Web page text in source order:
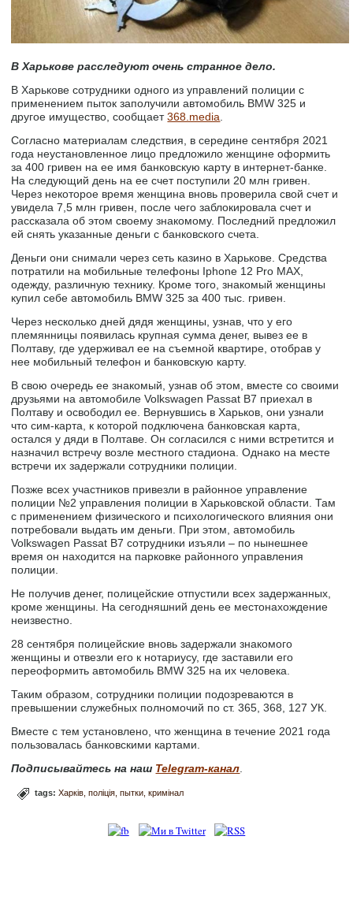
В Харькове расследуют очень странное дело.
В Харькове сотрудники одного из управлений полиции с
применением пыток заполучили автомобиль BMW 325 и
другое имущество, сообщает368.media.
Согласно материалам следствия, в середине сентября 2021
года неустановленное лицо предложило женщине оформить
за 400 гривен на ее имя банковскую карту в интернет-банке.
На следующий день на ее счет поступили 20 млн гривен.
Через некоторое время женщина вновь проверила свой счет и
увидела 7,5 млн гривен, после чего заблокировала счет и
рассказала об этом своему знакомому. Последний предложил
ей снять указанные деньги с банковского счета.
Деньги они снимали через сеть казино в Харькове. Средства
потратили на мобильные телефоны Iphone 12 Pro МАХ,
одежду, различную технику. Кроме того, знакомый женщины
купил себе автомобиль BMW 325 за 400 тыс. гривен.
Через несколько дней дядя женщины, узнав, что у его
племянницы появилась крупная сумма денег, вывез ее в
Полтаву, где удерживал ее на съемной квартире, отобрав у
нее мобильный телефон и банковскую карту.
В свою очередь ее знакомый, узнав об этом, вместе со своими
друзьями на автомобиле Volkswagen Passat B7 приехал в
Полтаву и освободил ее. Вернувшись в Харьков, они узнали
что сим-карта, к которой подключена банковская карта,
остался у дяди в Полтаве. Он согласился с ними встретится и
назначил встречу возле местного стадиона. Однако на месте
встречи их задержали сотрудники полиции.
Позже всех участников привезли в районное управление
полиции №2 управления полиции в Харьковской области. Там
с применением физического и психологического влияния они
потребовали выдать им деньги. При этом, автомобиль
Volkswagen Passat B7 сотрудники изъяли – по нынешнее
время он находится на парковке районного управления
полиции.
Не получив денег, полицейские отпустили всех задержанных,
кроме женщины. На сегодняшний день ее местонахождение
неизвестно.
28 сентября полицейские вновь задержали знакомого
женщины и отвезли его к нотариусу, где заставили его
переоформить автомобиль BMW 325 на их человека.
Таким образом, сотрудники полиции подозреваются в
превышении служебных полномочий по ст. 365, 368, 127 УК.
Вместе с тем установлено, что женщина в течение 2021 года
пользовалась банковскими картами.
Подписывайтесь на наш Telegram-канал.
tags:Харків поліція пытки кримінал